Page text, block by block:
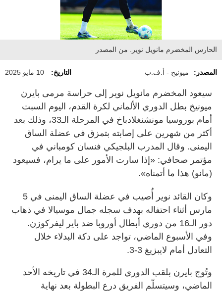
الحارس المخضرم مانويل نوير. من المصدر
المصدر: ميونيخ - أ.ف.ب التاريخ: 10 مايو 2025
سيعود المخضرم مانويل نوير إلى حراسة مرمى بايرن
ميونيخ بطل الدوري الألماني لكرة القدم، اليوم السبت
أمام بوروسيا مونشنغلادباخ في المرحلة الـ33، وذلك بعد
أكثر من شهرين على إصابته بتمزق في عضلة الساق
اليمنى. وقال المدرب البلجيكي فنسان كومباني في
مؤتمر صحافي: «إذا سارت الأمور على ما يرام، فسيعود
(مانو) هذا ما أتمناه».
وكان القائد نوير أُصيب في عضلة الساق اليمنى في 5
مارس أثناء احتفاله بهدف سجله جمال موسيالا في ذهاب
دور الـ16 من دوري أبطال أوروبا ضد باير ليفركوزن.
وفي الأسبوع الماضي، تواجد على دكة البدلاء خلال
التعادل أمام لايبزيغ 3-3.
وتُوج بايرن بلقب الدوري للمرة الـ34 في تاريخه الأحد
الماضي، وسيتسلّم الفريق درع البطولة بعد نهاية